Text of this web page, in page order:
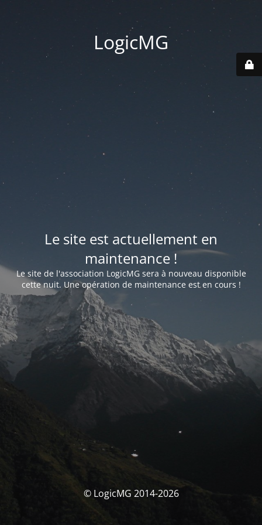
LogicMG
Le site est actuellement en
maintenance !
Le site de l'association LogicMG sera à nouveau disponible
cette nuit. Une opération de maintenance est en cours !
© LogicMG 2014-2026